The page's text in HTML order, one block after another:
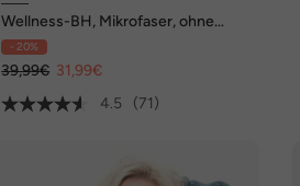
Wellness-BH, Mikrofaser, ohne
Bügel, Cup C - E
- 20%
39,99€ 31,99€
4.5
(71)